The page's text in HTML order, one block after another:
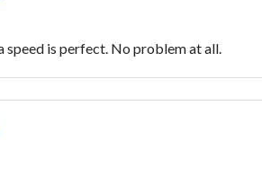
speed is perfect. No problem at all.